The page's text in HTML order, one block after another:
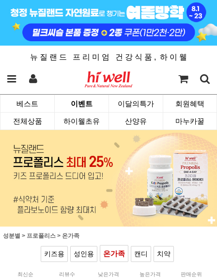
뉴 질 랜 드 프 리 미 엄 건 강 식 품 , 하 이 웰
베스트 이벤트 이달의특가 회원혜택
전체상품 하이웰초유 산양유 마누카꿀
성분별 > 프로폴리스 > 온가족
키즈용 성인용 온가족 캔디 치약
최신순 리뷰수 낮은가격 높은가격 판매순위